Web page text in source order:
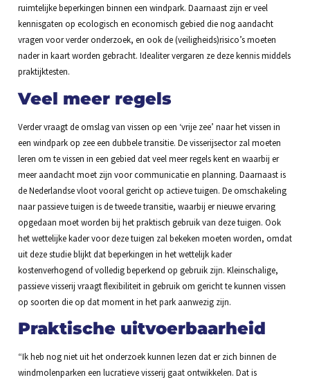
ruimtelijke beperkingen binnen een windpark. Daarnaast zijn er veel
kennisgaten op ecologisch en economisch gebied die nog aandacht
vragen voor verder onderzoek, en ook de (veiligheids)risico’s moeten
nader in kaart worden gebracht. Idealiter vergaren ze deze kennis middels
praktijktesten.
Veel meer regels
Verder vraagt de omslag van vissen op een ‘vrije zee’ naar het vissen in
een windpark op zee een dubbele transitie. De visserijsector zal moeten
leren om te vissen in een gebied dat veel meer regels kent en waarbij er
meer aandacht moet zijn voor communicatie en planning. Daarnaast is
de Nederlandse vloot vooral gericht op actieve tuigen. De omschakeling
naar passieve tuigen is de tweede transitie, waarbij er nieuwe ervaring
opgedaan moet worden bij het praktisch gebruik van deze tuigen. Ook
het wettelijke kader voor deze tuigen zal bekeken moeten worden, omdat
uit deze studie blijkt dat beperkingen in het wettelijk kader
kostenverhogend of volledig beperkend op gebruik zijn. Kleinschalige,
passieve visserij vraagt flexibiliteit in gebruik om gericht te kunnen vissen
op soorten die op dat moment in het park aanwezig zijn.
Praktische uitvoerbaarheid
“Ik heb nog niet uit het onderzoek kunnen lezen dat er zich binnen de
windmolenparken een lucratieve visserij gaat ontwikkelen. Dat is